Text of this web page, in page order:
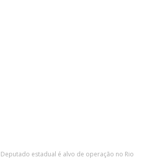
Deputado estadual é alvo de operação no Rio